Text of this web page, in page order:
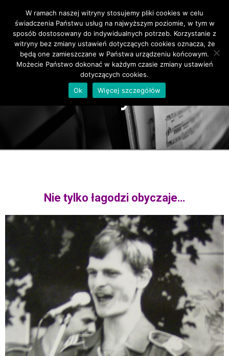
Primary Menu
Muzyka
Nie tylko łagodzi obyczaje…
W ramach naszej witryny stosujemy pliki cookies w celu
świadczenia Państwu usług na najwyższym poziomie, w tym w
sposób dostosowany do indywidualnych potrzeb. Korzystanie z
witryny bez zmiany ustawień dotyczących cookies oznacza, że
będą one zamieszczane w Państwa urządzeniu końcowym.
Możecie Państwo dokonać w każdym czasie zmiany ustawień
dotyczących cookies.
Ok
Więcej szczegółów